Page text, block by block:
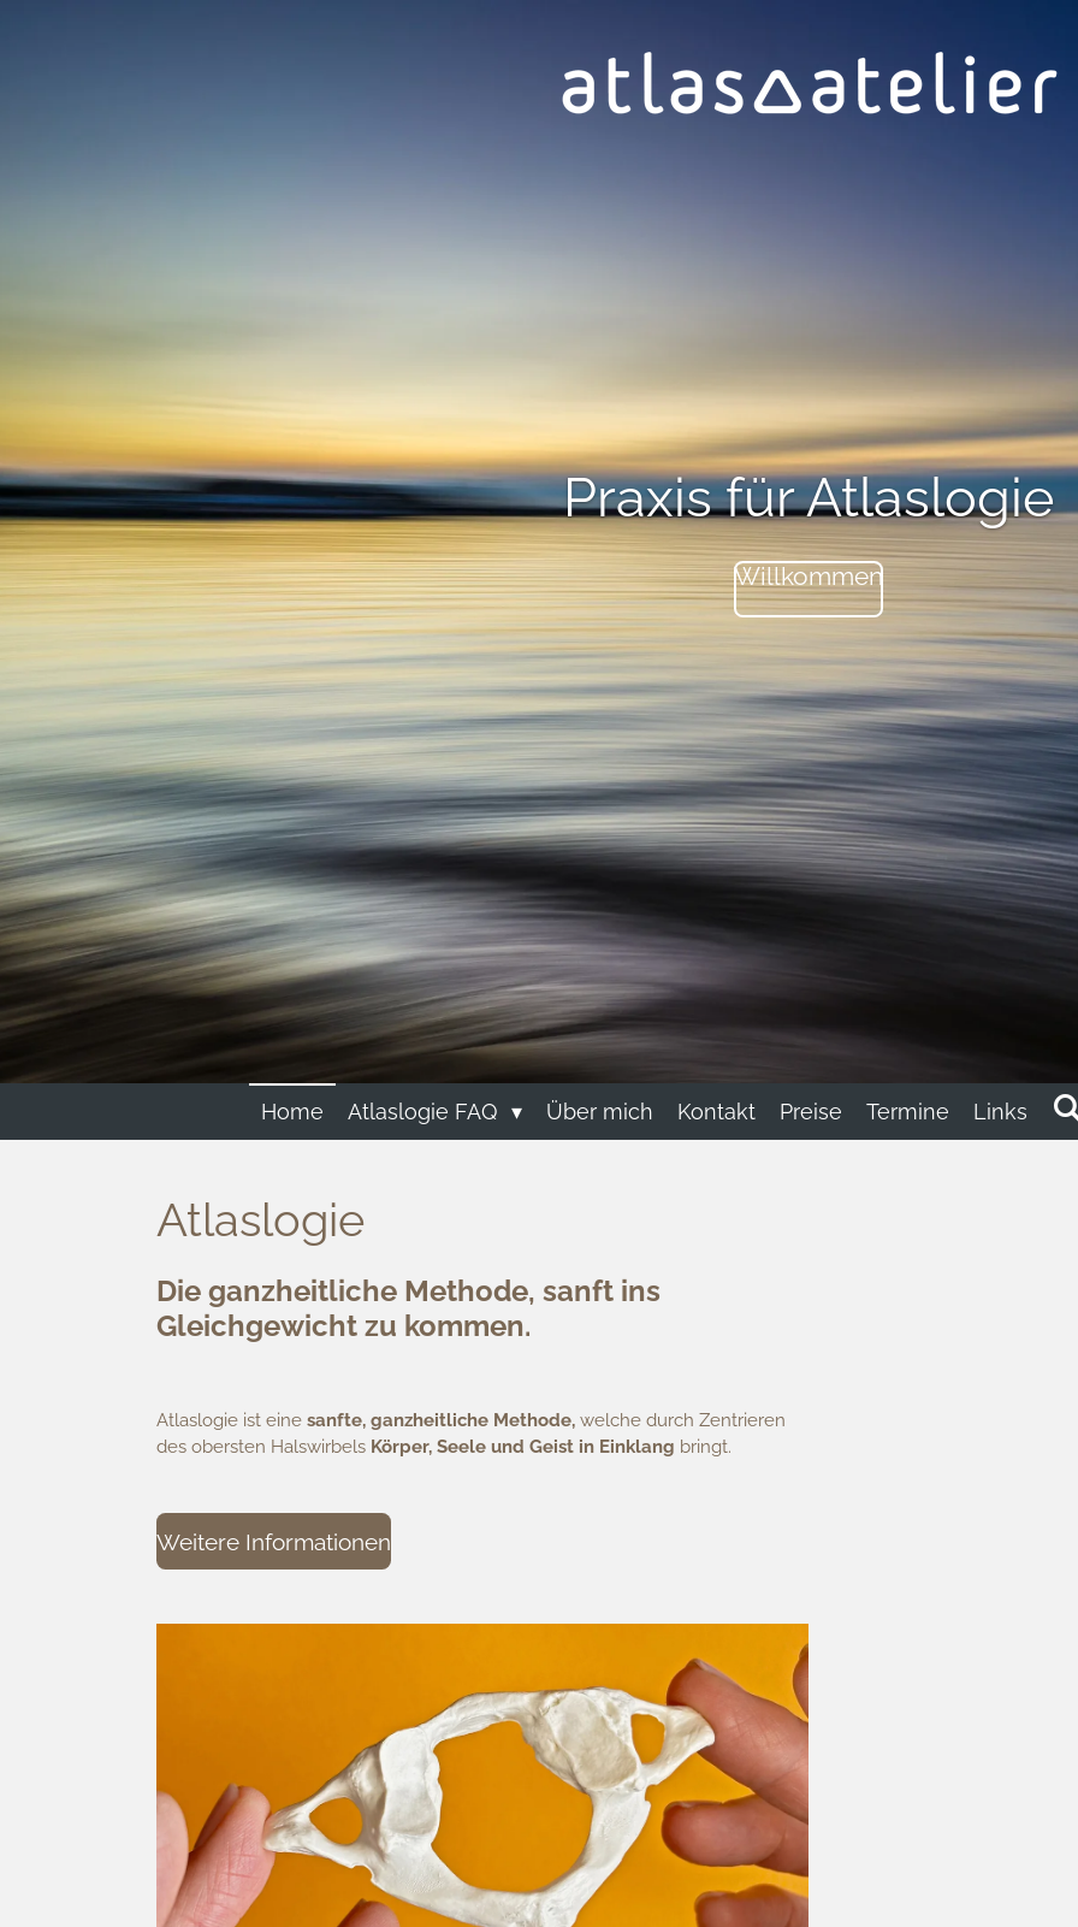
Praxis für Atlaslogie
Willkommen
Home Atlaslogie FAQ Über mich Kontakt Preise Termine Links
Atlaslogie
Die ganzheitliche Methode, sanft ins
Gleichgewicht zu kommen.
Atlaslogie ist eine sanfte, ganzheitliche Methode, welche durch Zentrieren
des obersten Halswirbels Körper, Seele und Geist in Einklang bringt.
Weitere Informationen